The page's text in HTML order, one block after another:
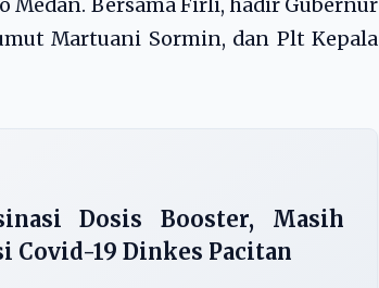
Medan. Bersama Firli, hadir Gubernur
Martuani Sormin, dan Plt Kepala
Dosis Booster, Masih
Covid-19 Dinkes Pacitan